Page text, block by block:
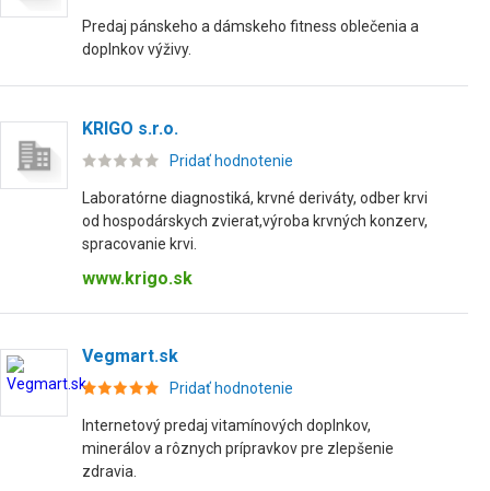
Predaj pánskeho a dámskeho fitness oblečenia a
doplnkov výživy.
KRIGO s.r.o.
Pridať hodnotenie
Laboratórne diagnostiká, krvné deriváty, odber krvi
od hospodárskych zvierat,výroba krvných konzerv,
spracovanie krvi.
www.krigo.sk
Vegmart.sk
Pridať hodnotenie
Internetový predaj vitamínových doplnkov,
minerálov a rôznych prípravkov pre zlepšenie
zdravia.